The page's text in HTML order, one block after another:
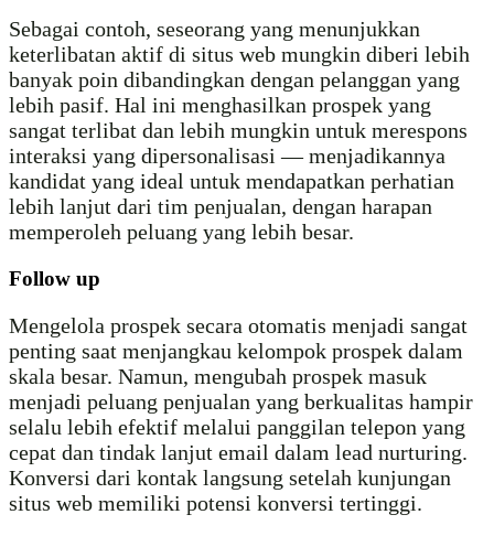
Sebagai contoh, seseorang yang menunjukkan
keterlibatan aktif di situs web mungkin diberi lebih
banyak poin dibandingkan dengan pelanggan yang
lebih pasif. Hal ini menghasilkan prospek yang
sangat terlibat dan lebih mungkin untuk merespons
interaksi yang dipersonalisasi — menjadikannya
kandidat yang ideal untuk mendapatkan perhatian
lebih lanjut dari tim penjualan, dengan harapan
memperoleh peluang yang lebih besar.
Follow up
Mengelola prospek secara otomatis menjadi sangat
penting saat menjangkau kelompok prospek dalam
skala besar. Namun, mengubah prospek masuk
menjadi peluang penjualan yang berkualitas hampir
selalu lebih efektif melalui panggilan telepon yang
cepat dan tindak lanjut email dalam lead nurturing.
Konversi dari kontak langsung setelah kunjungan
situs web memiliki potensi konversi tertinggi.